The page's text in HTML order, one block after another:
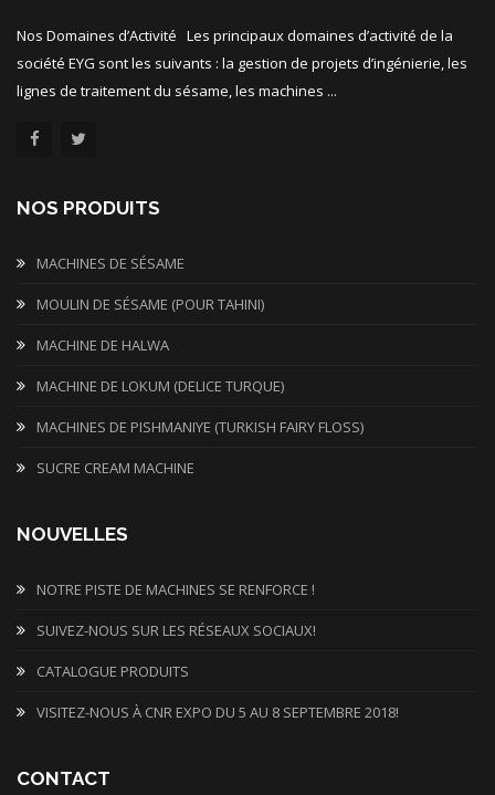
Nos Domaines d’Activité Les principaux domaines d’activité de la
société EYG sont les suivants : la gestion de projets d’ingénierie, les
lignes de traitement du sésame, les machines ...
NOS PRODUITS
MACHINES DE SÉSAME
MOULIN DE SÉSAME (POUR TAHINI)
MACHINE DE HALWA
MACHINE DE LOKUM (DELICE TURQUE)
MACHINES DE PISHMANIYE (TURKISH FAIRY FLOSS)
SUCRE CREAM MACHINE
NOUVELLES
NOTRE PISTE DE MACHINES SE RENFORCE !
SUIVEZ-NOUS SUR LES RÉSEAUX SOCIAUX!
CATALOGUE PRODUITS
VISITEZ-NOUS À CNR EXPO DU 5 AU 8 SEPTEMBRE 2018!
CONTACT